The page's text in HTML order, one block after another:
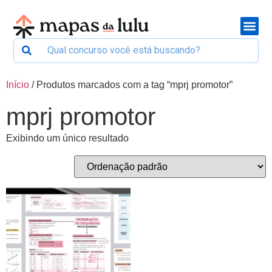
Início / Produtos marcados com a tag “mprj promotor”
mprj promotor
Exibindo um único resultado